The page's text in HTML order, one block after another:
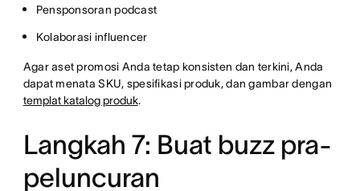
Pensponsoran podcast
Kolaborasi influencer
Agar aset promosi Anda tetap konsisten dan terkini, Anda
dapat menata SKU, spesifikasi produk, dan gambar dengan
templat katalog produk.
Langkah 7: Buat buzz pra-
peluncuran